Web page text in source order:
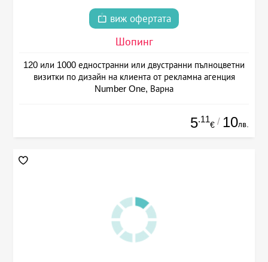
виж офертата
Шопинг
120 или 1000 едностранни или двустранни пълноцветни
визитки по дизайн на клиента от рекламна агенция
Number One, Варна
5.11
€ / 10лв.